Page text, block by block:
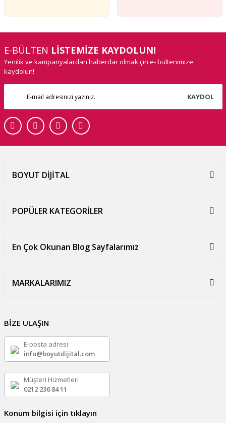
E-BÜLTEN LİSTEMİZE KAYDOLUN!
Yenilik ve kampanyalardan haberdar olmak çin e- bültenimize
kaydolun!
KAYDOL
BOYUT DİJİTAL
POPÜLER KATEGORİLER
En Çok Okunan Blog Sayfalarımız
MARKALARIMIZ
BİZE ULAŞIN
E-posta adresi
info@boyutdijital.com
Müşteri Hizmetleri
0212 236 84 11
Konum bilgisi için tıklayın